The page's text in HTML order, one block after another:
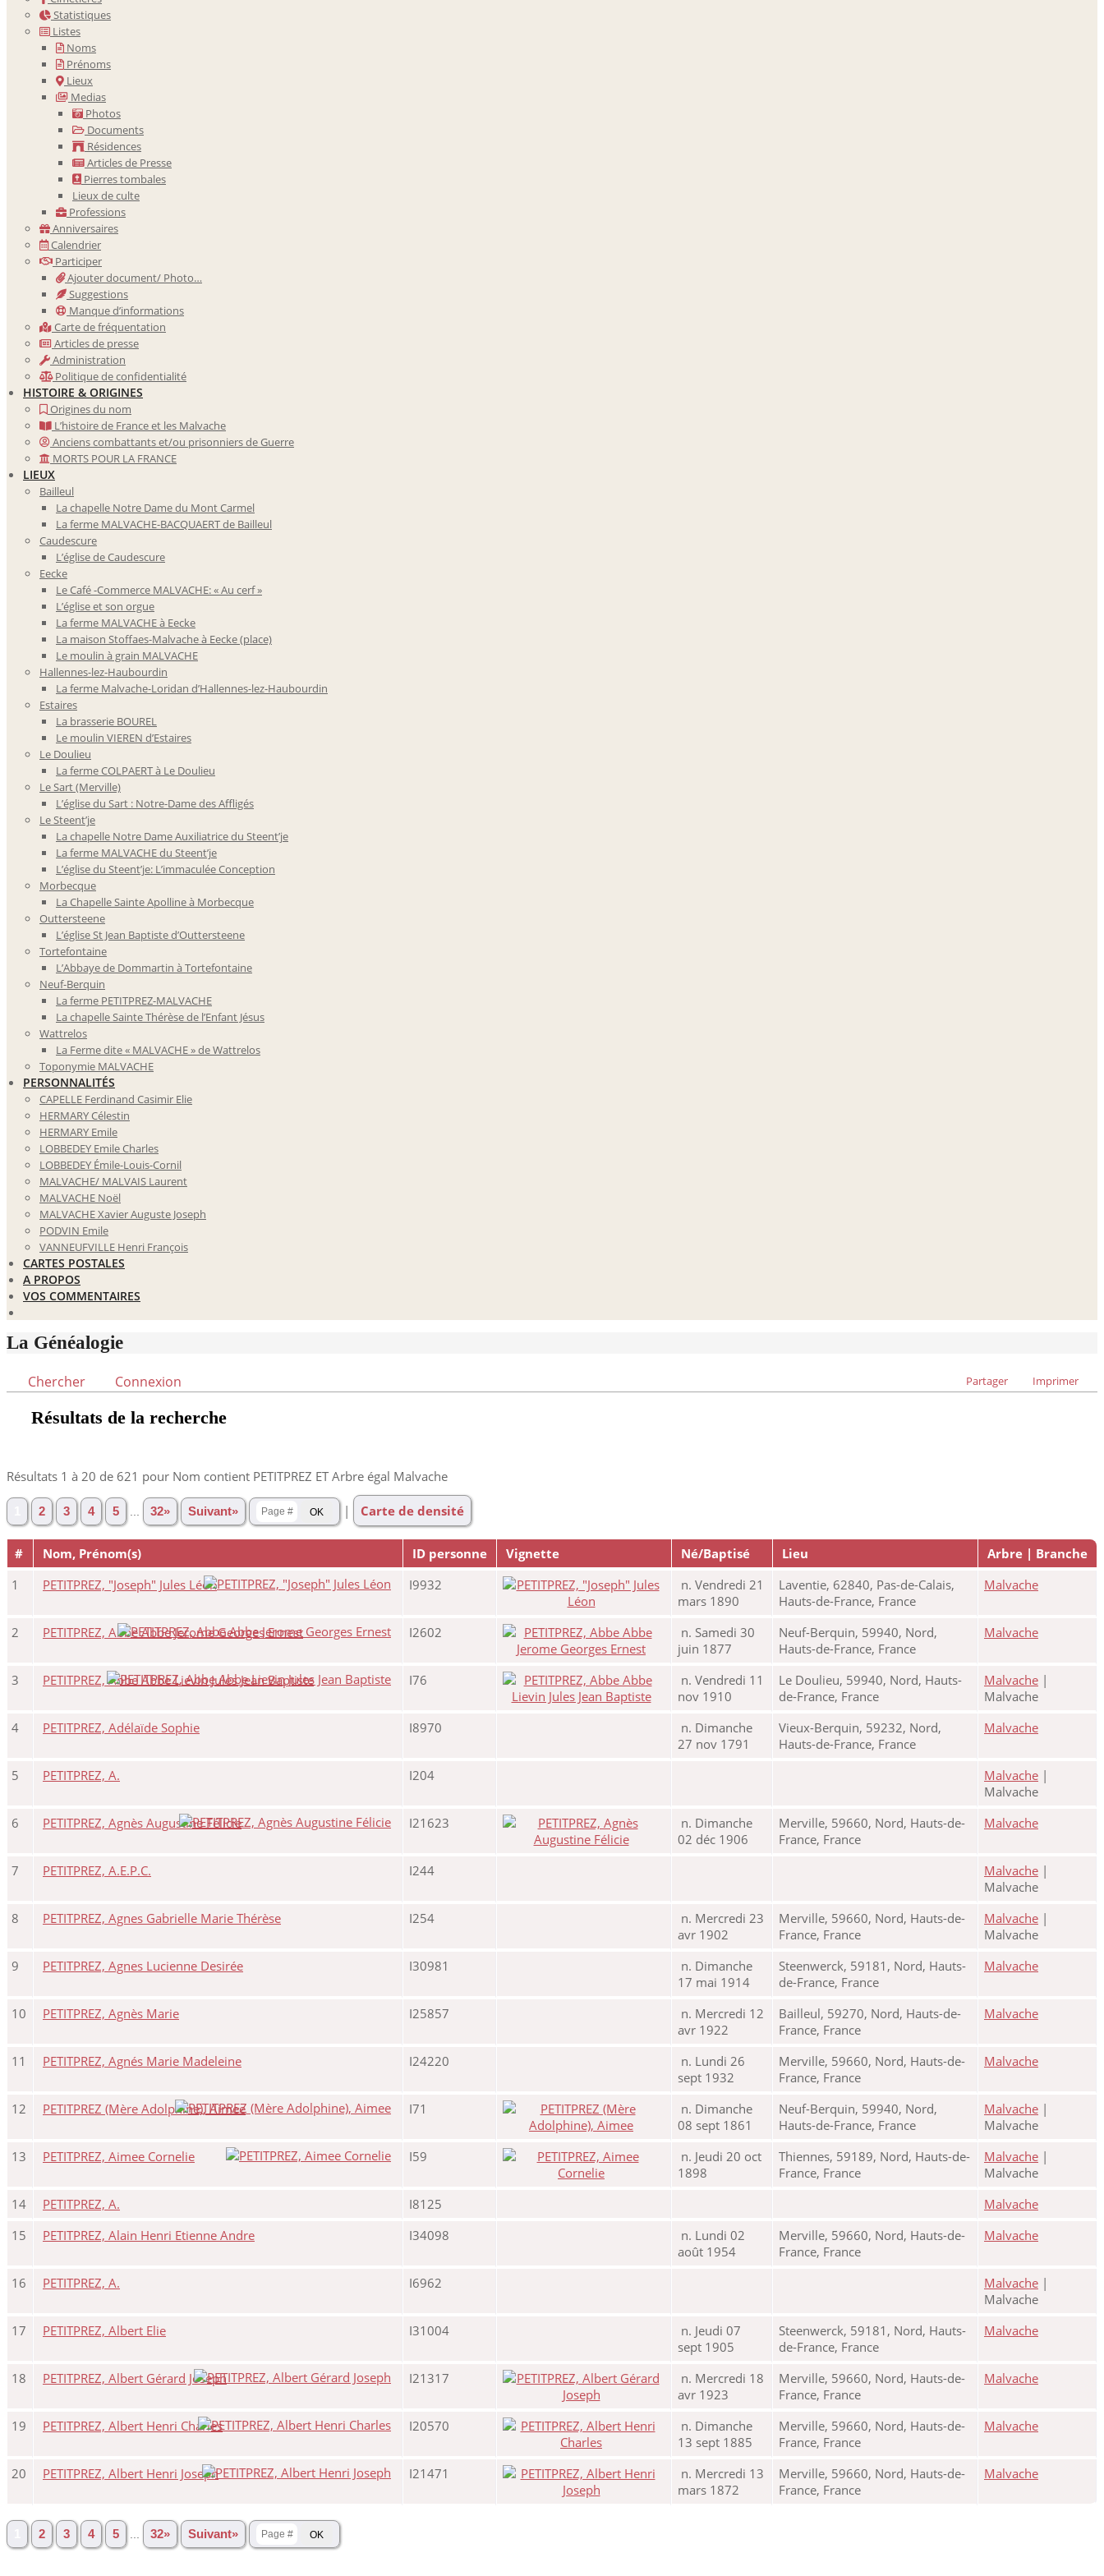
Statistiques
Listes
Noms
Prénoms
Lieux
Medias
Photos
Documents
Résidences
Articles de Presse
Pierres tombales
Lieux de culte
Professions
Anniversaires
Calendrier
Participer
Ajouter document/ Photo…
Suggestions
Manque d’informations
Carte de fréquentation
Articles de presse
Administration
Politique de confidentialité
HISTOIRE & ORIGINES
Origines du nom
L’histoire de France et les Malvache
Anciens combattants et/ou prisonniers de Guerre
MORTS POUR LA FRANCE
LIEUX
Bailleul
La chapelle Notre Dame du Mont Carmel
La ferme MALVACHE-BACQUAERT de Bailleul
Caudescure
L’église de Caudescure
Eecke
Le Café -Commerce MALVACHE: « Au cerf »
L’église et son orgue
La ferme MALVACHE à Eecke
La maison Stoffaes-Malvache à Eecke (place)
Le moulin à grain MALVACHE
Hallennes-lez-Haubourdin
La ferme Malvache-Loridan d’Hallennes-lez-Haubourdin
Estaires
La brasserie BOUREL
Le moulin VIEREN d’Estaires
Le Doulieu
La ferme COLPAERT à Le Doulieu
Le Sart (Merville)
L’église du Sart : Notre-Dame des Affligés
Le Steent’je
La chapelle Notre Dame Auxiliatrice du Steent’je
La ferme MALVACHE du Steent’je
L’église du Steent’je: L’immaculée Conception
Morbecque
La Chapelle Sainte Apolline à Morbecque
Outtersteene
L’église St Jean Baptiste d’Outtersteene
Tortefontaine
L’Abbaye de Dommartin à Tortefontaine
Neuf-Berquin
La ferme PETITPREZ-MALVACHE
La chapelle Sainte Thérèse de l’Enfant Jésus
Wattrelos
La Ferme dite « MALVACHE » de Wattrelos
Toponymie MALVACHE
PERSONNALITÉS
CAPELLE Ferdinand Casimir Elie
HERMARY Célestin
HERMARY Emile
LOBBEDEY Emile Charles
LOBBEDEY Émile-Louis-Cornil
MALVACHE/ MALVAIS Laurent
MALVACHE Noël
MALVACHE Xavier Auguste Joseph
PODVIN Emile
VANNEUFVILLE Henri François
CARTES POSTALES
A PROPOS
VOS COMMENTAIRES
La Généalogie
Chercher Connexion Partager Imprimer
Résultats de la recherche
Résultats 1 à 20 de 621 pour Nom contient PETITPREZ ET Arbre égal Malvache
2 3 4 5 32» Suivant» | Carte de densité
# Nom, Prénom(s) ID personne Vignette Né/Baptisé Lieu
Arbre | Branche
1
PETITPREZ, "Joseph" Jules Léon I9932
n. Vendredi 21
mars 1890
Laventie, 62840, Pas-de-Calais,
Hauts-de-France, France
Malvache
2 PETITPREZ, Abbe Abbe Jerome Georges Ernest I2602
n. Samedi 30
juin 1877
Neuf-Berquin, 59940, Nord,
Hauts-de-France, France
Malvache
3 PETITPREZ, Abbe Abbe Lievin Jules Jean Baptiste I76
n. Vendredi 11
nov 1910
Le Doulieu, 59940, Nord, Hauts-
de-France, France
Malvache |
Malvache
4
PETITPREZ, Adélaïde Sophie I8970
n. Dimanche
27 nov 1791
Vieux-Berquin, 59232, Nord,
Hauts-de-France, France
Malvache
5 PETITPREZ, A. I204 Malvache |
Malvache
6
PETITPREZ, Agnès Augustine Félicie I21623
n. Dimanche
02 déc 1906
Merville, 59660, Nord, Hauts-de-
France, France
Malvache
7 PETITPREZ, A.E.P.C. I244 Malvache |
Malvache
8
PETITPREZ, Agnes Gabrielle Marie Thérèse I254
n. Mercredi 23
avr 1902
Merville, 59660, Nord, Hauts-de-
France, France
Malvache |
Malvache
9
PETITPREZ, Agnes Lucienne Desirée I30981
n. Dimanche
17 mai 1914
Steenwerck, 59181, Nord, Hauts-
de-France, France
Malvache
10 PETITPREZ, Agnès Marie I25857
n. Mercredi 12
avr 1922
Bailleul, 59270, Nord, Hauts-de-
France, France
Malvache
11 PETITPREZ, Agnés Marie Madeleine I24220
n. Lundi 26
sept 1932
Merville, 59660, Nord, Hauts-de-
France, France
Malvache
12 PETITPREZ (Mère Adolphine), Aimee I71
n. Dimanche
08 sept 1861
Neuf-Berquin, 59940, Nord,
Hauts-de-France, France
Malvache |
Malvache
13
PETITPREZ, Aimee Cornelie I59
n. Jeudi 20 oct
1898
Thiennes, 59189, Nord, Hauts-de-
France, France
Malvache |
Malvache
14
PETITPREZ, A. I8125
Malvache
15
PETITPREZ, Alain Henri Etienne Andre I34098
n. Lundi 02
août 1954
Merville, 59660, Nord, Hauts-de-
France, France
Malvache
16 PETITPREZ, A. I6962 Malvache |
Malvache
17
PETITPREZ, Albert Elie I31004
n. Jeudi 07
sept 1905
Steenwerck, 59181, Nord, Hauts-
de-France, France
Malvache
18 PETITPREZ, Albert Gérard Joseph I21317
n. Mercredi 18
avr 1923
Merville, 59660, Nord, Hauts-de-
France, France
Malvache
19 PETITPREZ, Albert Henri Charles I20570
n. Dimanche
13 sept 1885
Merville, 59660, Nord, Hauts-de-
France, France
Malvache
20 PETITPREZ, Albert Henri Joseph I21471
n. Mercredi 13
mars 1872
Merville, 59660, Nord, Hauts-de-
France, France
Malvache
2 3 4 5 32» Suivant»